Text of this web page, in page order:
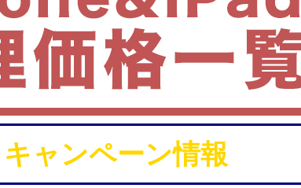
キャンペーン情報